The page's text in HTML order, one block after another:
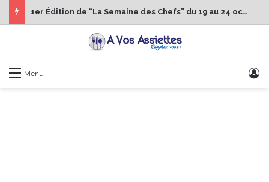
1er Édition de “La Semaine des Chefs” du 19 au 24 octobre 2026
Menu